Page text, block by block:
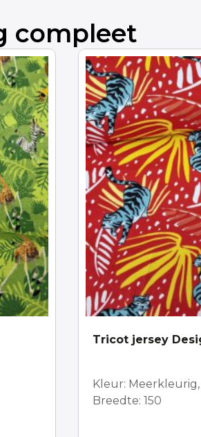
compleet
Tricot jersey
Kleur: Meerkleurig,
Breedte: 150